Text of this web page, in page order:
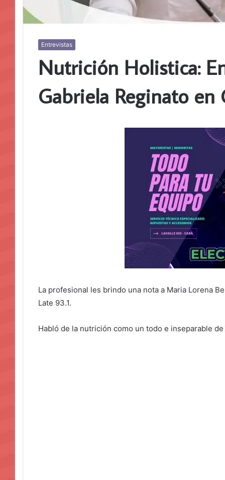
Entrevistas
Nutrición Holistica:
Gabriela Reginato en
La profesional les brindo una nota a Maria Lorena
Late 93.1.
Habló de la nutrición como un todo e inseparable